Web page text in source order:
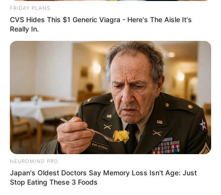
FRIDAY PLANS
CVS Hides This $1 Generic Viagra - Here's The Aisle It's
Really In.
NEUROMIND PRO
Japan's Oldest Doctors Say Memory Loss Isn't Age: Just
Stop Eating These 3 Foods